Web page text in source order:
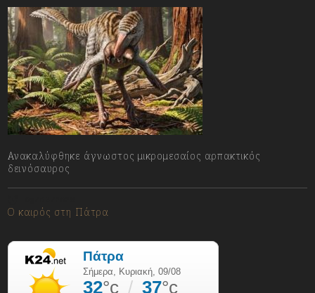
Ανακαλύφθηκε άγνωστος μικρομεσαίος αρπακτικός
δεινόσαυρος
Ο καιρός στη Πάτρα